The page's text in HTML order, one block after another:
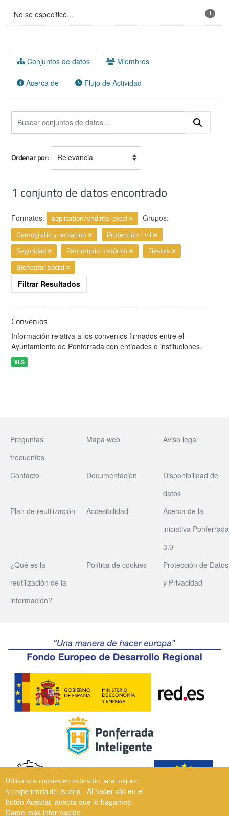
No se especificó... 1
Conjuntos de datos Miembros
Acerca de Flujo de Actividad
Ordenar por
1 conjunto de datos encontrado
Formatos: application/vnd.ms-excel Grupos:
Demografía y población
Protección civil
Seguridad
Patrimonio histórico
Fiestas
Bienestar social
Filtrar Resultados
Convenios
Información relativa a los convenios firmados entre el
Ayuntamiento de Ponferrada con entidades o instituciones.
XLS
Preguntas
frecuentes
Mapa web Aviso legal
Contacto Documentación
Disponibilidad de
datos
Plan de reutilización
Accesibilidad
Acerca de la
iniciativa Ponferrada
3.0
¿Qué es la
reutilización de la
información?
Política de cookies
Protección de Datos
y Privacidad
Utilizamos cookies en este sitio para mejorar
su experiencia de usuario. Al hacer clic en el
botón Aceptar, acepta que lo hagamos.
Dame más información